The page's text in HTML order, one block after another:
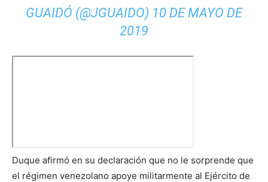
GUAIDÓ (@JGUAIDO) 10 DE MAYO DE
2019
Duque afirmó en su declaración que no le sorprende que
el régimen venezolano apoye militarmente al Ejército de